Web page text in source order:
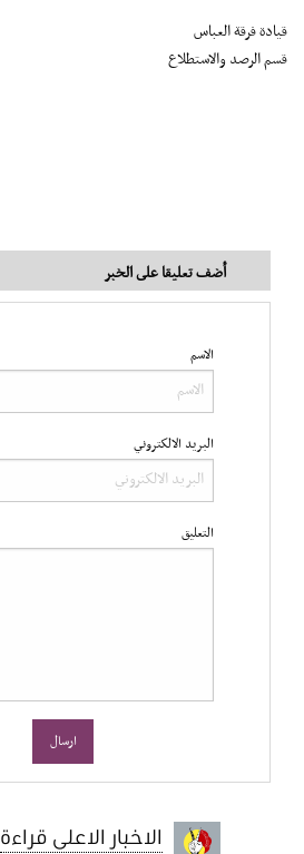
قيادة فرقة العباس
قسم الرصد والاستطلاع
أضف تعليقا على الخبر
الاسم
البريد الالكتروني
التعليق
الاخبار الاعلى قراءة